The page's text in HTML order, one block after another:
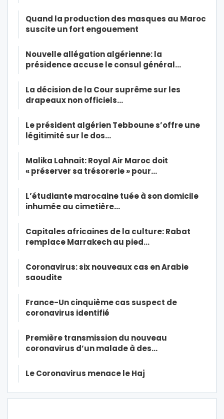
Quand la production des masques au Maroc
suscite un fort engouement
Nouvelle allégation algérienne: la
présidence accuse le consul général…
La décision de la Cour suprême sur les
drapeaux non officiels…
Le président algérien Tebboune s’offre une
légitimité sur le dos…
Malika Lahnait: Royal Air Maroc doit
« préserver sa trésorerie » pour…
L’étudiante marocaine tuée à son domicile
inhumée au cimetière…
Capitales africaines de la culture: Rabat
remplace Marrakech au pied…
Coronavirus: six nouveaux cas en Arabie
saoudite
France-Un cinquième cas suspect de
coronavirus identifié
Première transmission du nouveau
coronavirus d’un malade à des…
Le Coronavirus menace le Haj